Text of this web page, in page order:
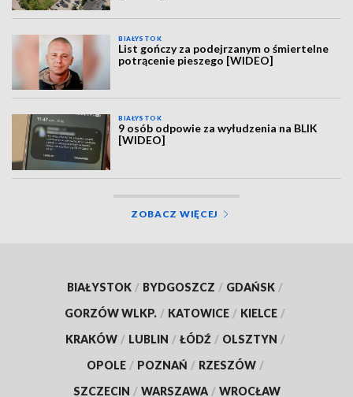
BIAŁYSTOK
List gończy za podejrzanym o śmiertelne
potrącenie pieszego [WIDEO]
BIAŁYSTOK
9 osób odpowie za wyłudzenia na BLIK
[WIDEO]
ZOBACZ WIĘCEJ
BIAŁYSTOK / BYDGOSZCZ / GDAŃSK /
GORZÓW WLKP. / KATOWICE / KIELCE /
KRAKÓW / LUBLIN / ŁÓDŹ / OLSZTYN /
OPOLE / POZNAŃ / RZESZÓW /
SZCZECIN / WARSZAWA / WROCŁAW